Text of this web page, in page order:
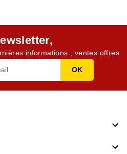
informations , ventes offres

